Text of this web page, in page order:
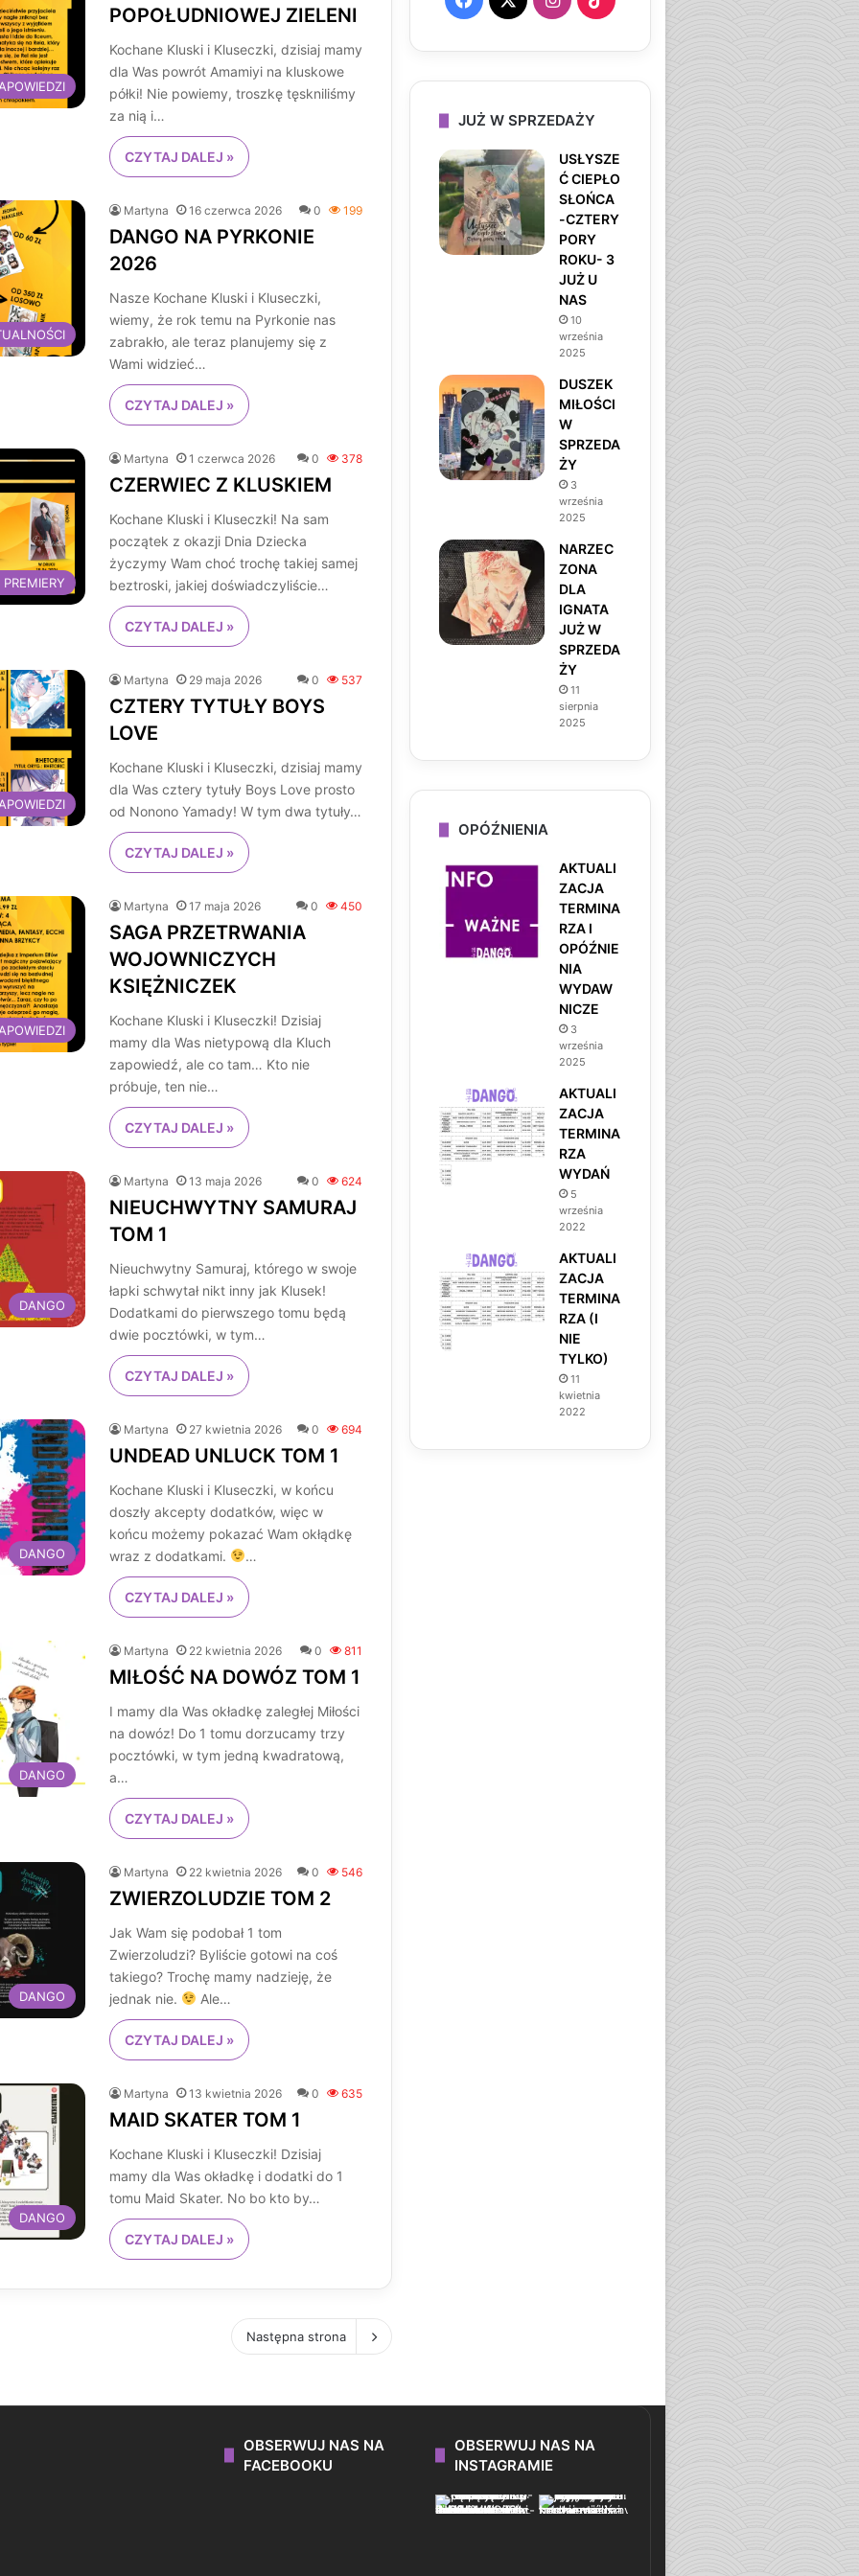
POPOŁUDNIOWEJ ZIELENI
Kochane Kluski i Kluseczki, dzisiaj mamy
dla Was powrót Amamiyi na kluskowe
półki! Nie powiemy, troszkę tęskniliśmy
za nią i…
CZYTAJ DALEJ »
Martyna 16 czerwca 2026 0 199
DANGO NA PYRKONIE
2026
Nasze Kochane Kluski i Kluseczki,
wiemy, że rok temu na Pyrkonie nas
zabrakło, ale teraz planujemy się z
Wami widzieć…
CZYTAJ DALEJ »
Martyna 1 czerwca 2026 0 378
CZERWIEC Z KLUSKIEM
Kochane Kluski i Kluseczki! Na sam
początek z okazji Dnia Dziecka
życzymy Wam choć trochę takiej samej
beztroski, jakiej doświadczyliście…
CZYTAJ DALEJ »
Martyna 29 maja 2026 0 537
CZTERY TYTUŁY BOYS
LOVE
Kochane Kluski i Kluseczki, dzisiaj mamy
dla Was cztery tytuły Boys Love prosto
od Nonono Yamady! W tym dwa tytuły…
CZYTAJ DALEJ »
Martyna 17 maja 2026 0 450
SAGA PRZETRWANIA
WOJOWNICZYCH
KSIĘŻNICZEK
Kochane Kluski i Kluseczki! Dzisiaj
mamy dla Was nietypową dla Kluch
zapowiedź, ale co tam… Kto nie
próbuje, ten nie…
CZYTAJ DALEJ »
DANGO
Martyna 13 maja 2026 0 624
NIEUCHWYTNY SAMURAJ
TOM 1
Nieuchwytny Samuraj, którego w swoje
łapki schwytał nikt inny jak Klusek!
Dodatkami do pierwszego tomu będą
dwie pocztówki, w tym…
CZYTAJ DALEJ »
DANGO
Martyna 27 kwietnia 2026 0 694
UNDEAD UNLUCK TOM 1
Kochane Kluski i Kluseczki, w końcu
doszły akcepty dodatków, więc w
końcu możemy pokazać Wam okłądkę
wraz z dodatkami.
…
CZYTAJ DALEJ »
DANGO
Martyna 22 kwietnia 2026 0 811
MIŁOŚĆ NA DOWÓZ TOM 1
I mamy dla Was okładkę zaległej Miłości
na dowóz! Do 1 tomu dorzucamy trzy
pocztówki, w tym jedną kwadratową,
a…
CZYTAJ DALEJ »
DANGO
Martyna 22 kwietnia 2026 0 546
ZWIERZOLUDZIE TOM 2
Jak Wam się podobał 1 tom
Zwierzoludzi? Byliście gotowi na coś
takiego? Trochę mamy nadzieję, że
jednak nie.
Ale…
CZYTAJ DALEJ »
DANGO
Martyna 13 kwietnia 2026 0 635
MAID SKATER TOM 1
Kochane Kluski i Kluseczki! Dzisiaj
mamy dla Was okładkę i dodatki do 1
tomu Maid Skater. No bo kto by…
CZYTAJ DALEJ »
Następna strona
c
e
b
o
o
s
t
a
g
r
a
m
k
o
k
JUŻ W SPRZEDAŻY
USŁYSZE
Ć CIEPŁO
SŁOŃCA
-CZTERY
PORY
ROKU- 3
JUŻ U
NAS
10
września
2025
DUSZEK
MIŁOŚCI
W
SPRZEDA
ŻY
3
września
2025
NARZEC
ZONA
DLA
IGNATA
JUŻ W
SPRZEDA
ŻY
11
sierpnia
2025
OPÓŹNIENIA
AKTUALI
ZACJA
TERMINA
RZA I
OPÓŹNIE
NIA
WYDAW
NICZE
3
września
2025
AKTUALI
ZACJA
TERMINA
RZA
WYDAŃ
5
września
2022
AKTUALI
ZACJA
TERMINA
RZA (I
NIE
TYLKO)
11
kwietnia
2022
OBSERWUJ NAS NA
FACEBOOKU
OBSERWUJ NAS NA
INSTAGRAMIE